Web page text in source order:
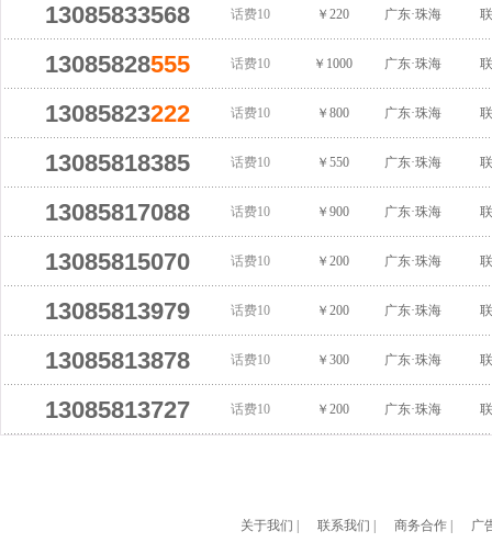
13085833568 话费10 ￥220 广东·珠海
13085828555 话费10 ￥1000 广东·珠海
13085823222 话费10 ￥800 广东·珠海
13085818385 话费10 ￥550 广东·珠海
13085817088 话费10 ￥900 广东·珠海
13085815070 话费10 ￥200 广东·珠海
13085813979 话费10 ￥200 广东·珠海
13085813878 话费10 ￥300 广东·珠海
13085813727 话费10 ￥200 广东·珠海
关于我们 联系我们 商务合作| 广